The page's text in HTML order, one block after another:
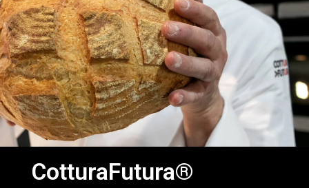
CotturaFutura®